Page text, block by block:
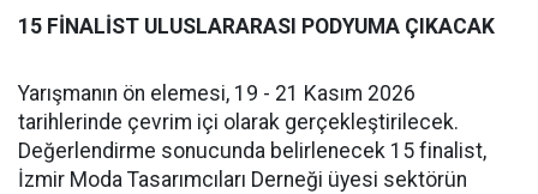
15 FİNALİST ULUSLARARASI PODYUMA ÇIKACAK
Yarışmanın ön elemesi, 19 - 21 Kasım 2026
tarihlerinde çevrim içi olarak gerçekleştirilecek.
Değerlendirme sonucunda belirlenecek 15 finalist,
İzmir Moda Tasarımcıları Derneği üyesi sektörün